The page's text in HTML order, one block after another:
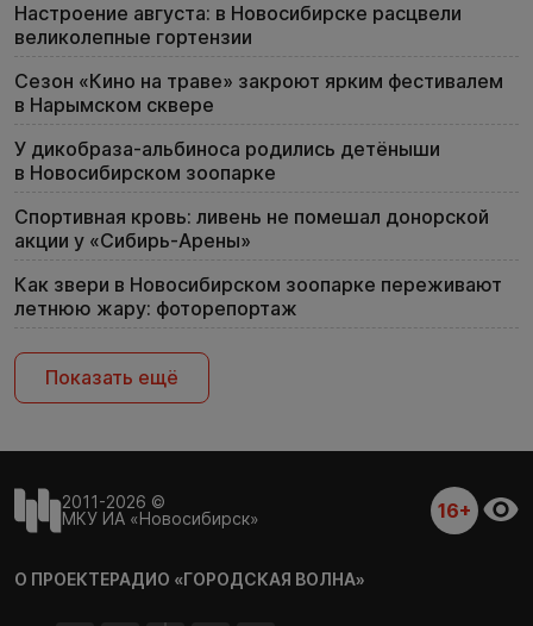
Настроение августа: в Новосибирске расцвели
великолепные гортензии
Сезон «Кино на траве» закроют ярким фестивалем
в Нарымском сквере
У дикобраза-альбиноса родились детёныши
в Новосибирском зоопарке
Спортивная кровь: ливень не помешал донорской
акции у «Сибирь-Арены»
Как звери в Новосибирском зоопарке переживают
летнюю жару: фоторепортаж
Показать ещё
2011-2026 ©
МКУ ИА «Новосибирск»
16+
О ПРОЕКТЕРАДИО «ГОРОДСКАЯ ВОЛНА»